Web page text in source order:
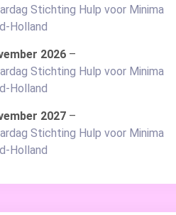
Stichting Hulp voor Minima
Holland
2026 –
Stichting Hulp voor Minima
Holland
2027 –
Stichting Hulp voor Minima
Holland